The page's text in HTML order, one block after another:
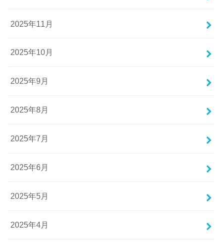
2025年11月
2025年10月
2025年9月
2025年8月
2025年7月
2025年6月
2025年5月
2025年4月